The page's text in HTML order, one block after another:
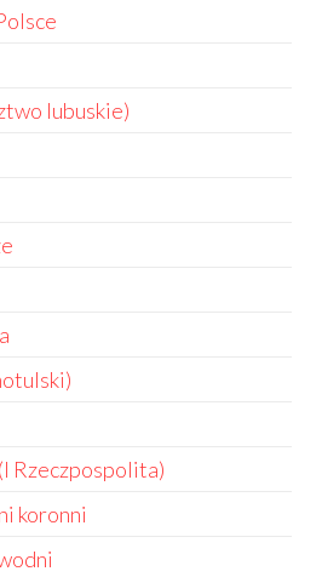
lubuskie)
Rzeczpospolita)
koronni